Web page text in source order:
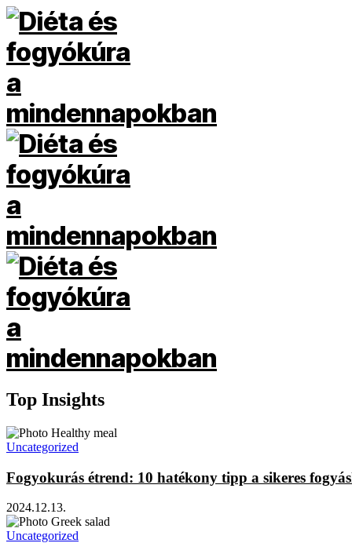
Top Insights
Uncategorized
Fogyokurás étrend: 10 hatékony tipp a sikeres
2024.12.13.
Uncategorized